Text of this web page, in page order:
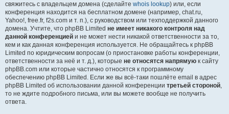
свяжитесь с владельцем домена (сделайте whois lookup) или, если
конференция находится на бесплатном домене (например, chat.ru,
Yahoo!, free.fr, f2s.com и т. п.), с руководством или техподдержкой данного
домена. Учтите, что phpBB Limited не имеет никакого контроля над
данной конференцией и не может нести никакой ответственности за то,
кем и как данная конференция используется. Не обращайтесь к phpBB
Limited по юридическим вопросам (о приостановке работы конференции,
ответственности за неё и т. д.), которые не относятся напрямую к сайту
phpBB.com или которые частично относятся к программному
обеспечению phpBB Limited. Если же вы всё-таки пошлёте email в адрес
phpBB Limited об использовании данной конференции третьей стороной,
то не ждите подробного письма, или вы можете вообще не получить
ответа.